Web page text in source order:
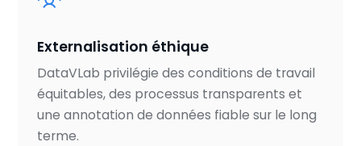
Externalisation éthique
DataVLab privilégie des conditions de travail
équitables, des processus transparents et
une annotation de données fiable sur le long
terme.